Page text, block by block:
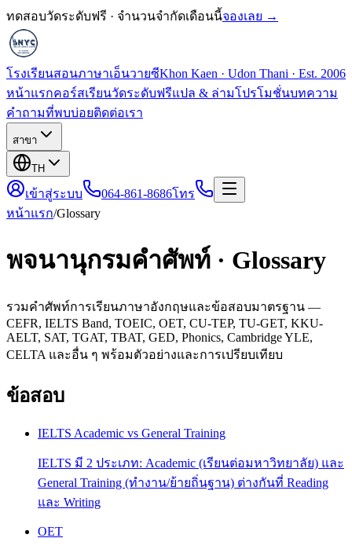
ทดสอบวัดระดับฟรี · จำนวนจำกัดเดือนนี้จองเลย →
โรงเรียนสอนภาษาเอ็นวายซีKhon Kaen · Udon Thani · Est. 2006
หน้าแรกคอร์สเรียนวัดระดับฟรีแปล & ล่ามโปรโมชั่นบทความ
คำถามที่พบบ่อยติดต่อเรา
สาขา
TH
เข้าสู่ระบบ 064-861-8686โทร
หน้าแรก/Glossary
พจนานุกรมคำศัพท์ · Glossary
รวมคำศัพท์การเรียนภาษาอังกฤษและข้อสอบมาตรฐาน —
CEFR, IELTS Band, TOEIC, OET, CU-TEP, TU-GET, KKU-
AELT, SAT, TGAT, TBAT, GED, Phonics, Cambridge YLE,
CELTA และอื่น ๆ พร้อมตัวอย่างและการเปรียบเทียบ
ข้อสอบ
IELTS Academic vs General Training
IELTS มี 2 ประเภท: Academic (เรียนต่อมหาวิทยาลัย) และ
General Training (ทำงาน/ย้ายถิ่นฐาน) ต่างกันที่ Reading
และ Writing
OET